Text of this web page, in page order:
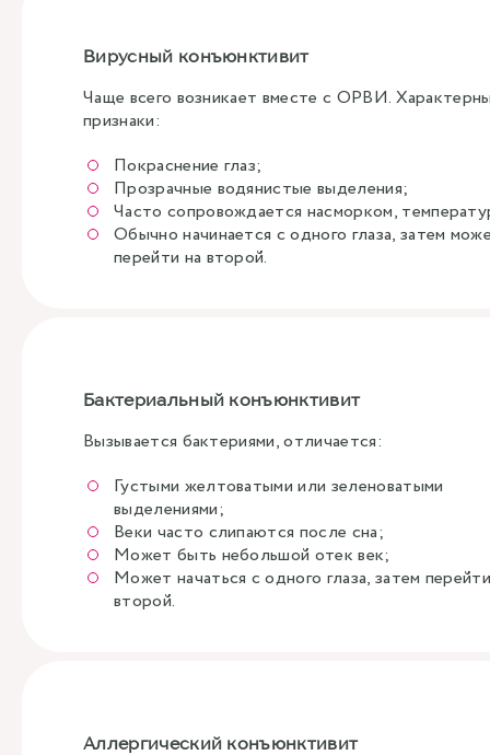
Вирусный конъюнктивит
Чаще всего возникает вместе с ОРВИ.
признаки:
Покраснение глаз;
Прозрачные водянистые выделения;
Часто сопровождается насморком,
Обычно начинается с одного глаза, затем
перейти на второй.
Бактериальный конъюнктивит
Вызывается бактериями, отличается:
Густыми желтоватыми или зеленоватыми
выделениями;
Веки часто слипаются после сна;
Может быть небольшой отек век;
Может начаться с одного глаза, затем
второй.
Аллергический конъюнктивит